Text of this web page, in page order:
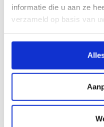
informatie die u aan ze
verzameld op basis van
Of je nu quads,
machines moet
doe je dat snel, veilig en
Technische
– Materiaal: Aluminium
– Capaciteit: tot wel 450
– Lengtes: vanaf 1,4
– Rijvlak breedte van 80
– Inclusief montage